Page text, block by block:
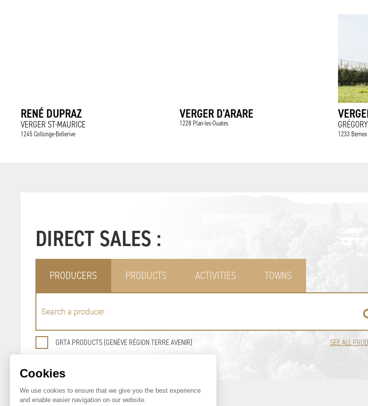
RENÉ DUPRAZ
VERGER ST-MAURICE
1245 Collonge-Bellerive
VERGER D'ARARE
1228 Plan-les-Ouates
1233 Bernex
DIRECT SALES :
PRODUCERS PRODUCTS ACTIVITIES TOWNS
GRTA PRODUCTS (GENÈVE RÉGION TERRE AVENIR) SEE ALL